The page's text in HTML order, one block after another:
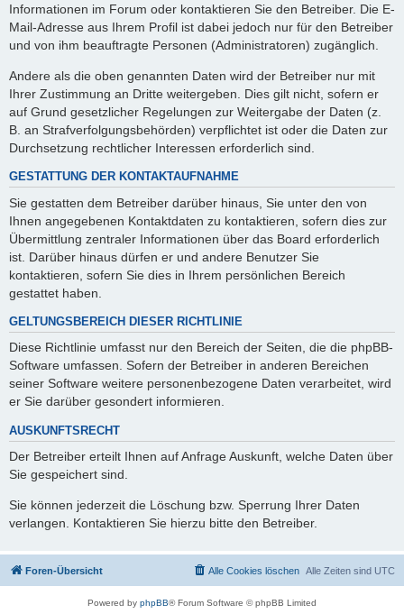
Informationen im Forum oder kontaktieren Sie den Betreiber. Die E-
Mail-Adresse aus Ihrem Profil ist dabei jedoch nur für den Betreiber
und von ihm beauftragte Personen (Administratoren) zugänglich.
Andere als die oben genannten Daten wird der Betreiber nur mit
Ihrer Zustimmung an Dritte weitergeben. Dies gilt nicht, sofern er
auf Grund gesetzlicher Regelungen zur Weitergabe der Daten (z.
B. an Strafverfolgungsbehörden) verpflichtet ist oder die Daten zur
Durchsetzung rechtlicher Interessen erforderlich sind.
GESTATTUNG DER KONTAKTAUFNAHME
Sie gestatten dem Betreiber darüber hinaus, Sie unter den von
Ihnen angegebenen Kontaktdaten zu kontaktieren, sofern dies zur
Übermittlung zentraler Informationen über das Board erforderlich
ist. Darüber hinaus dürfen er und andere Benutzer Sie
kontaktieren, sofern Sie dies in Ihrem persönlichen Bereich
gestattet haben.
GELTUNGSBEREICH DIESER RICHTLINIE
Diese Richtlinie umfasst nur den Bereich der Seiten, die die phpBB-
Software umfassen. Sofern der Betreiber in anderen Bereichen
seiner Software weitere personenbezogene Daten verarbeitet, wird
er Sie darüber gesondert informieren.
AUSKUNFTSRECHT
Der Betreiber erteilt Ihnen auf Anfrage Auskunft, welche Daten über
Sie gespeichert sind.
Sie können jederzeit die Löschung bzw. Sperrung Ihrer Daten
verlangen. Kontaktieren Sie hierzu bitte den Betreiber.
Foren-Übersicht Alle Zeiten sind UTC
Alle Cookies löschen
Powered by phpBB® Forum Software © phpBB Limited